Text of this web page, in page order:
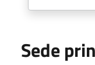
Sede